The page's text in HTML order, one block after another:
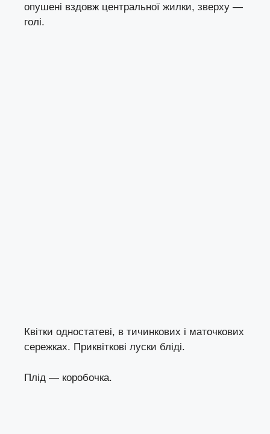
опушені вздовж центральної жилки, зверху —
голі.
Квітки одностатеві, в тичинкових і маточкових
сережках. Приквіткові луски бліді.
Плід — коробочка.